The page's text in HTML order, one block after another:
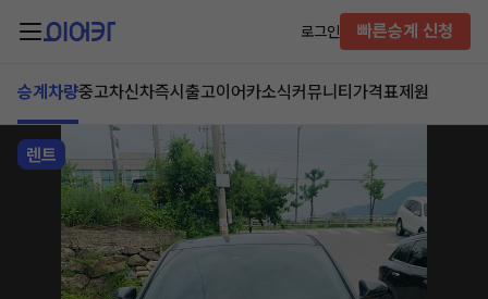
로그인 빠른승계 신청
승계차량중고차신차즉시출고이어카소식커뮤니티 가격표제원
렌트